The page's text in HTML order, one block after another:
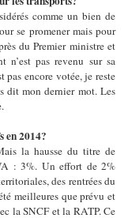
comme un bien de
se promener mais pour
du Premier ministre et
n’est pas revenu sur sa
pas encore votée, je reste
dit mon dernier mot. Les
en 2014?
la hausse du titre de
: 3%. Un effort de 2%
des rentrées du
meilleures que prévu et
la SNCF et la RATP. Ce